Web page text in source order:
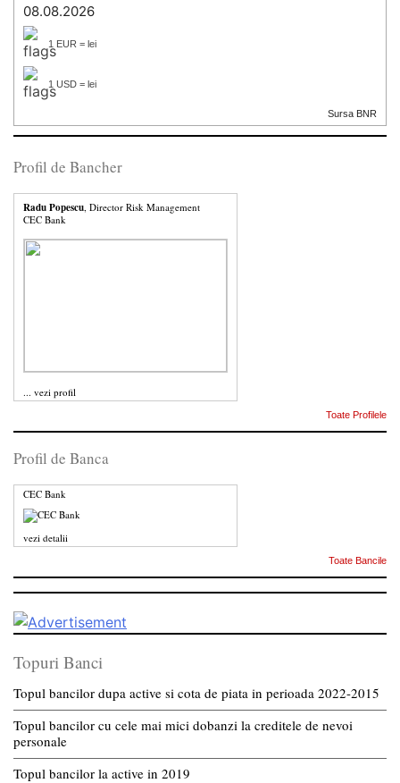
08.08.2026
1 EUR = lei
1 USD = lei
Sursa BNR
Profil de Bancher
Radu Popescu, Director Risk Management
CEC Bank
... vezi profil
Toate Profilele
Profil de Banca
CEC Bank
vezi detalii
Toate Bancile
Topuri Banci
Topul bancilor dupa active si cota de piata in perioada 2022-2015
Topul bancilor cu cele mai mici dobanzi la creditele de nevoi
personale
Topul bancilor la active in 2019